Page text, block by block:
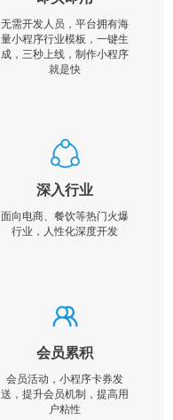
无需开发人员，平台拥有海
量小程序行业模板，一键生
成，三秒上线，制作小程序
就是快
深入行业
面向电商、餐饮等热门火爆
行业，人性化深度开发
会员累积
会员活动，小程序卡券发
送，提升会员机制，提高用
户粘性